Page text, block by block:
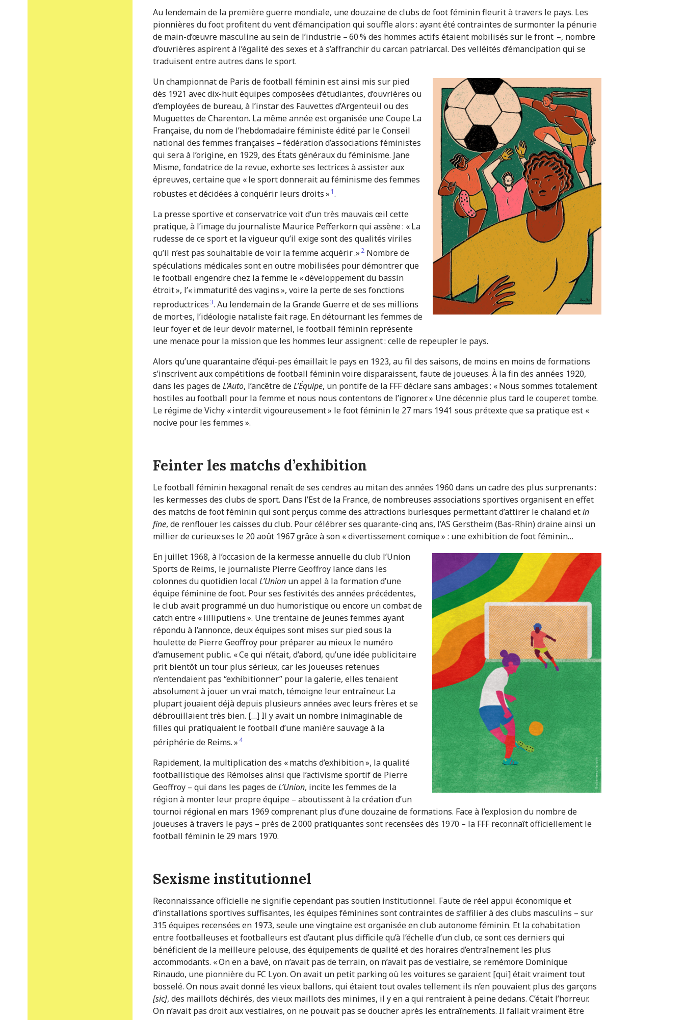
Au lendemain de la première guerre mondiale, une douzaine de clubs de foot féminin fleurit à travers le pays. Les
pionnières du foot profitent du vent d’émancipation qui souffle alors : ayant été contraintes de surmonter la pénurie
de main-d’œuvre masculine au sein de l’industrie – 60 % des hommes actifs étaient mobilisés sur le front –, nombre
d’ouvrières aspirent à l’égalité des sexes et à s’affranchir du carcan patriarcal. Des velléités d’émancipation qui se
traduisent entre autres dans le sport.
Un championnat de Paris de football féminin est ainsi mis sur pied
dès 1921 avec dix-huit équipes composées d’étudiantes, d’ouvrières ou
d’employées de bureau, à l’instar des Fauvettes d’Argenteuil ou des
Muguettes de Charenton. La même année est organisée une Coupe La
Française, du nom de l’hebdomadaire féministe édité par le Conseil
national des femmes françaises – fédération d’associations féministes
qui sera à l’origine, en 1929, des États généraux du féminisme. Jane
Misme, fondatrice de la revue, exhorte ses lectrices à assister aux
épreuves, certaine que « le sport donnerait au féminisme des femmes
robustes et décidées à conquérir leurs droits » 1.
La presse sportive et conservatrice voit d’un très mauvais œil cette
pratique, à l’image du journaliste Maurice Pefferkorn qui assène : « La
rudesse de ce sport et la vigueur qu’il exige sont des qualités viriles
qu’il n’est pas souhaitable de voir la femme acquérir .» 2Nombre de
spéculations médicales sont en outre mobilisées pour démontrer que
le football engendre chez la femme le « développement du bassin
étroit », l’« immaturité des vagins », voire la perte de ses fonctions
reproductrices3. Au lendemain de la Grande Guerre et de ses millions
de mort·es, l’idéologie nataliste fait rage. En détournant les femmes de
leur foyer et de leur devoir maternel, le football féminin représente
une menace pour la mission que les hommes leur assignent : celle de repeupler le pays.
Alors qu’une quarantaine d’équi-pes émaillait le pays en 1923, au fil des saisons, de moins en moins de formations
s’inscrivent aux compétitions de football féminin voire disparaissent, faute de joueuses. À la fin des années 1920,
dans les pages deL’Auto, l’ancêtre deL’Équipe, un pontife de la FFF déclare sans ambages : « Nous sommes totalement
hostiles au football pour la femme et nous nous contentons de l’ignorer. » Une décennie plus tard le couperet tombe.
Le régime de Vichy « interdit vigoureusement » le foot féminin le 27 mars 1941 sous prétexte que sa pratique est «
nocive pour les femmes ».
Feinter les matchs d’exhibition
Le football féminin hexagonal renaît de ses cendres au mitan des années 1960 dans un cadre des plus surprenants :
les kermesses des clubs de sport. Dans l’Est de la France, de nombreuses associations sportives organisent en effet
des matchs de foot féminin qui sont perçus comme des attractions burlesques permettant d’attirer le chaland etin
fine, de renflouer les caisses du club. Pour célébrer ses quarante-cinq ans, l’AS Gerstheim (Bas-Rhin) draine ainsi un
millier de curieux·ses le 20 août 1967 grâce à son « divertissement comique » : une exhibition de foot féminin…
En juillet 1968, à l’occasion de la kermesse annuelle du club l’Union
Sports de Reims, le journaliste Pierre Geoffroy lance dans les
colonnes du quotidien local L’Unionun appel à la formation d’une
équipe féminine de foot. Pour ses festivités des années précédentes,
le club avait programmé un duo humoristique ou encore un combat de
catch entre « lilliputiens ». Une trentaine de jeunes femmes ayant
répondu à l’annonce, deux équipes sont mises sur pied sous la
houlette de Pierre Geoffroy pour préparer au mieux le numéro
d’amusement public. « Ce qui n’était, d’abord, qu’une idée publicitaire
prit bientôt un tour plus sérieux, car les joueuses retenues
n’entendaient pas “exhibitionner” pour la galerie, elles tenaient
absolument à jouer un vrai match, témoigne leur entraîneur. La
plupart jouaient déjà depuis plusieurs années avec leurs frères et se
débrouillaient très bien. […] Il y avait un nombre inimaginable de
filles qui pratiquaient le football d’une manière sauvage à la
périphérie de Reims. » 4
Rapidement, la multiplication des « matchs d’exhibition », la qualité
footballistique des Rémoises ainsi que l’activisme sportif de Pierre
Geoffroy – qui dans les pages deL’Union, incite les femmes de la
région à monter leur propre équipe – aboutissent à la création d’un
tournoi régional en mars 1969 comprenant plus d’une douzaine de formations. Face à l’explosion du nombre de
joueuses à travers le pays – près de 2 000 pratiquantes sont recensées dès 1970 – la FFF reconnaît officiellement le
football féminin le 29 mars 1970.
Sexisme institutionnel
Reconnaissance officielle ne signifie cependant pas soutien institutionnel. Faute de réel appui économique et
d’installations sportives suffisantes, les équipes féminines sont contraintes de s’affilier à des clubs masculins – sur
315 équipes recensées en 1973, seule une vingtaine est organisée en club autonome féminin. Et la cohabitation
entre footballeuses et footballeurs est d’autant plus difficile qu’à l’échelle d’un club, ce sont ces derniers qui
bénéficient de la meilleure pelouse, des équipements de qualité et des horaires d’entraînement les plus
accommodants. « On en a bavé, on n’avait pas de terrain, on n’avait pas de vestiaire, se remémore Dominique
Rinaudo, une pionnière du FC Lyon. On avait un petit parking où les voitures se garaient [qui] était vraiment tout
bosselé. On nous avait donné les vieux ballons, qui étaient tout ovales tellement ils n’en pouvaient plus des garçons
[sic], des maillots déchirés, des vieux maillots des minimes, il y en a qui rentraient à peine dedans. C’était l’horreur.
On n’avait pas droit aux vestiaires, on ne pouvait pas se doucher après les entraînements. Il fallait vraiment être